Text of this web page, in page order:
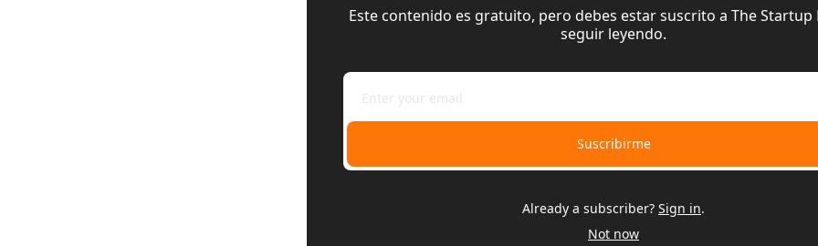
Este contenido es gratuito, pero debes estar suscrito a The Startup
seguir leyendo.
Suscribirme
Already a subscriber? Sign in.
Not now